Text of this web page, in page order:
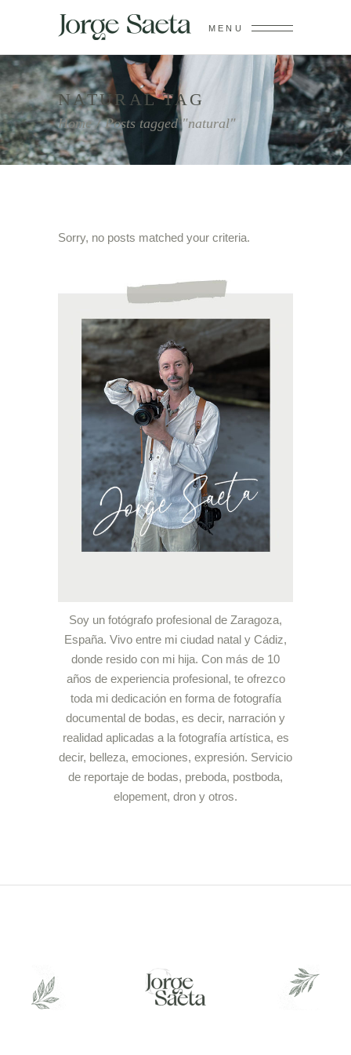
MENU
NATURAL TAG
Home/Posts tagged "natural"
Sorry, no posts matched your criteria.
Soy un fotógrafo profesional de Zaragoza,
España. Vivo entre mi ciudad natal y Cádiz,
donde resido con mi hija. Con más de 10
años de experiencia profesional, te ofrezco
toda mi dedicación en forma de fotografía
documental de bodas, es decir, narración y
realidad aplicadas a la fotografía artística, es
decir, belleza, emociones, expresión. Servicio
de reportaje de bodas, preboda, postboda,
elopement, dron y otros.